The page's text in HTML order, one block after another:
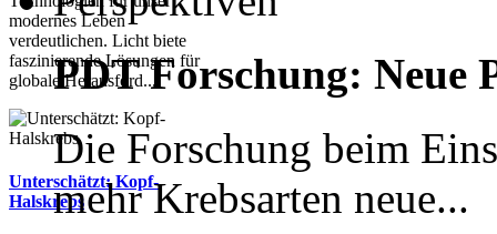
modernes Leben
verdeutlichen. Licht biete
faszinierende Lösungen für
globale Herausford...
Unterschätzt: Kopf-
Halskrebs
PDT Forschung: Neue
Die Forschung beim
mehr Krebsarten neue...